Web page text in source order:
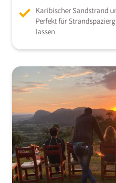
Karibischer Sandstrand
Perfekt für
lassen